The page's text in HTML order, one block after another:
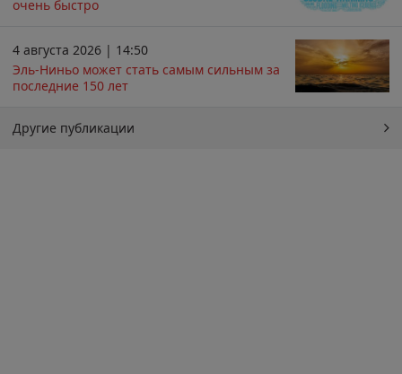
очень быстро
4 августа 2026 | 14:50
Эль-Ниньо может стать самым сильным за
последние 150 лет
Другие публикации